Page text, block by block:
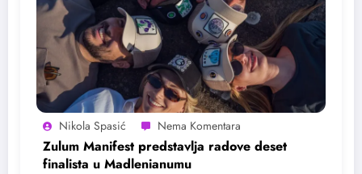
Nikola Spasić
Zulum Manifest predstavlja radove deset
finalista u Madlenianumu